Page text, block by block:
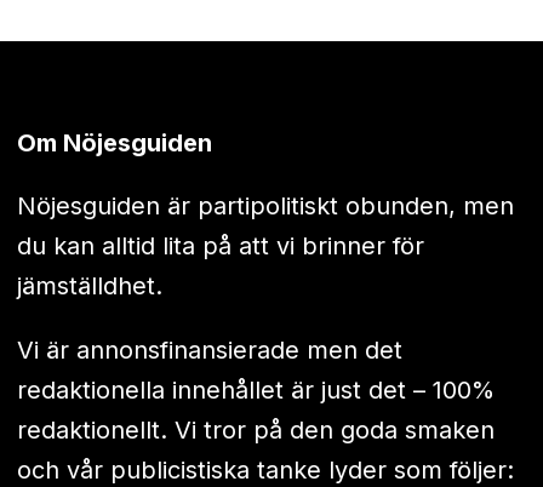
Om Nöjesguiden
Nöjesguiden är partipolitiskt obunden, men
du kan alltid lita på att vi brinner för
jämställdhet.
Vi är annonsfinansierade men det
redaktionella innehållet är just det – 100%
redaktionellt. Vi tror på den goda smaken
och vår publicistiska tanke lyder som följer: